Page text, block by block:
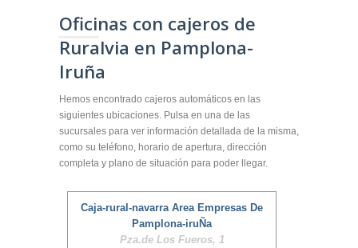
Oficinas con cajeros de
Ruralvia en Pamplona-
Iruña
Hemos encontrado cajeros automáticos en las
siguientes ubicaciones. Pulsa en una de las
sucursales para ver información detallada de la misma,
como su teléfono, horario de apertura, dirección
completa y plano de situación para poder llegar.
Caja-rural-navarra Area Empresas De
Pamplona-iruÑa
Pza.de Los Fueros, 1